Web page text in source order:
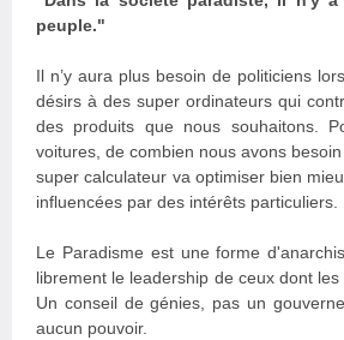
peuple."
Il n’y aura plus besoin de politiciens
désirs à des super ordinateurs qui
des produits que nous souhaitons.
voitures, de combien nous avons
super calculateur va optimiser bien
influencées par des intérêts particuliers.
Le Paradisme est une forme
librement le leadership de ceux dont
Un conseil de génies, pas un
aucun pouvoir.